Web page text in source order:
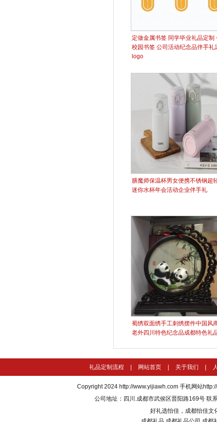
定做金属书签 同学毕业礼品定制
校园书签 公司活动纪念品伴手礼
logo
膳魔师保温杯男女便携不锈钢超
迷你水杯年会活动企业伴手礼
蜀绣双面绣手工刺绣摆件中国风
老外四川特色纪念品成都特色礼
礼品定制流程 网站首页 关于我们
Copyright 2024 http://www.yijiawh.com 手机网站
公司地址：四川.成都市武侯区晋阳路169号
好礼选怡佳，成都怡佳文